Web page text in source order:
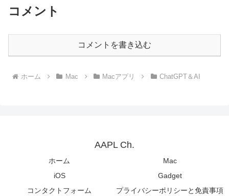
コメント
コメントを書き込む
ホーム Mac Macアプリ ChatGPT＆AI
AAPL Ch.
ホーム
Mac
iOS
Gadget
コンタクトフォーム
プライバシーポリシーと免責事項